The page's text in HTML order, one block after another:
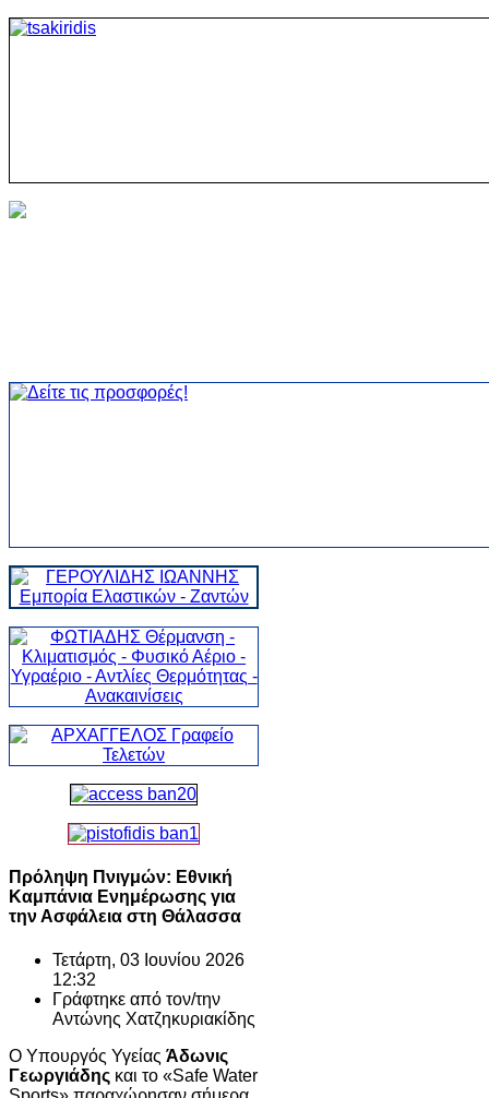
Πρόληψη Πνιγμών: Εθνική
Καμπάνια Ενημέρωσης για
την Ασφάλεια στη Θάλασσα
Τετάρτη, 03 Ιουνίου 2026
12:32
Γράφτηκε από τον/την
Αντώνης Χατζηκυριακίδης
Ο Υπουργός Υγείας Άδωνις
Γεωργιάδης και το «Safe Water